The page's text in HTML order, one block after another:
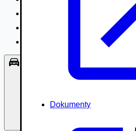
Dokumenty
Lode/člny, lietadlá/vznášadlá
Príslušenstvo, Oblečenie